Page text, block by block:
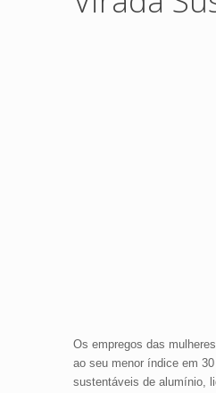
Os empregos das
ao seu menor índice em
sustentáveis de alumínio,